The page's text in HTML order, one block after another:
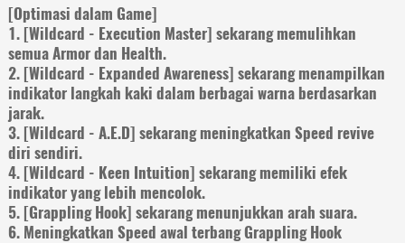
[Optimasi dalam Game]
1. [Wildcard - Execution Master] sekarang memulihkan
semua Armor dan Health.
2. [Wildcard - Expanded Awareness] sekarang menampilkan
indikator langkah kaki dalam berbagai warna berdasarkan
jarak.
3. [Wildcard - A.E.D] sekarang meningkatkan Speed revive
diri sendiri.
4. [Wildcard - Keen Intuition] sekarang memiliki efek
indikator yang lebih mencolok.
5. [Grappling Hook] sekarang menunjukkan arah suara.
6. Meningkatkan Speed awal terbang Grappling Hook